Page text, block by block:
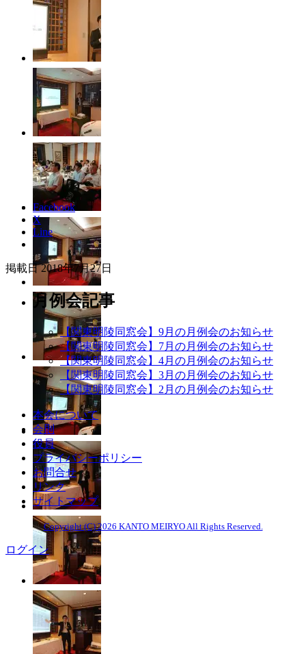
Facebook
X
Line
掲載日 2018年7月27日
月例会記事
【関東明陵同窓会】9月の月例会のお知らせ
【関東明陵同窓会】7月の月例会のお知らせ
【関東明陵同窓会】4月の月例会のお知らせ
【関東明陵同窓会】3月の月例会のお知らせ
【関東明陵同窓会】2月の月例会のお知らせ
本会について
会則
役員
プライバシーポリシー
お問合せ
リンク
サイトマップ
Copyright (C) 2026 KANTO MEIRYO All Rights Reserved.
ログイン